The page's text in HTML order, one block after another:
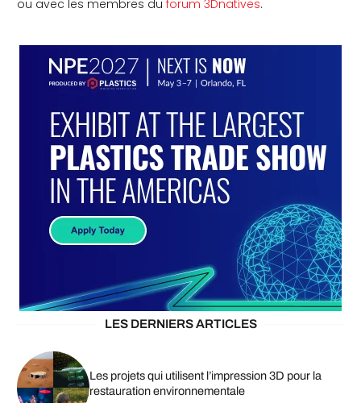
ou avec les membres du forum 3Dnatives.
LES DERNIERS ARTICLES
Les projets qui utilisent l’impression 3D pour la
restauration environnementale